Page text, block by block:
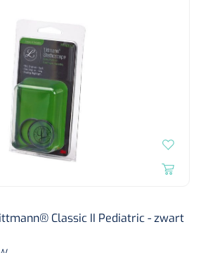
Classic II Pediatric - zwart